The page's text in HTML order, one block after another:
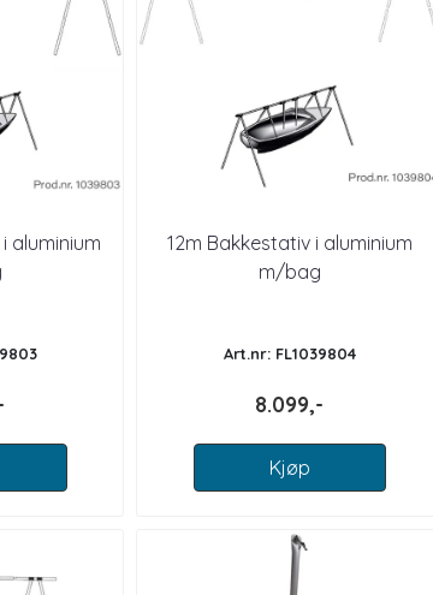
aluminium
12m Bakkestativ i aluminium
m/bag
Art.nr: FL1039804
8.099,-
Kjøp